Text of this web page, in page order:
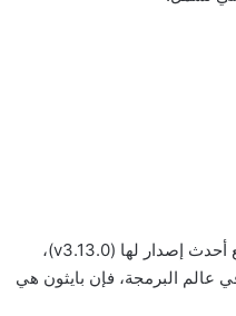
بايثون هي لغة برمجة قوية ومرنة، وتعتبر الخيار الأمثل للمبتدئين والمحترفين على حد سواء. مع أحدث إصدار لها (v3.13.0)،
البرمجة، فإن بايثون هي